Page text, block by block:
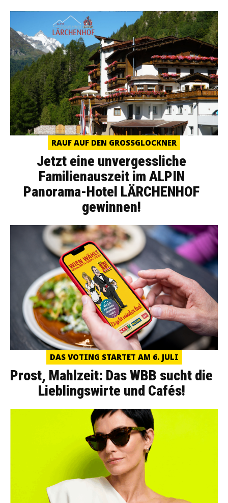
RAUF AUF DEN GROSSGLOCKNER
Jetzt eine unvergessliche
Familienauszeit im ALPIN
Panorama-Hotel LÄRCHENHOF
gewinnen!
DAS VOTING STARTET AM 6. JULI
Prost, Mahlzeit: Das WBB sucht die
Lieblingswirte und Cafés!